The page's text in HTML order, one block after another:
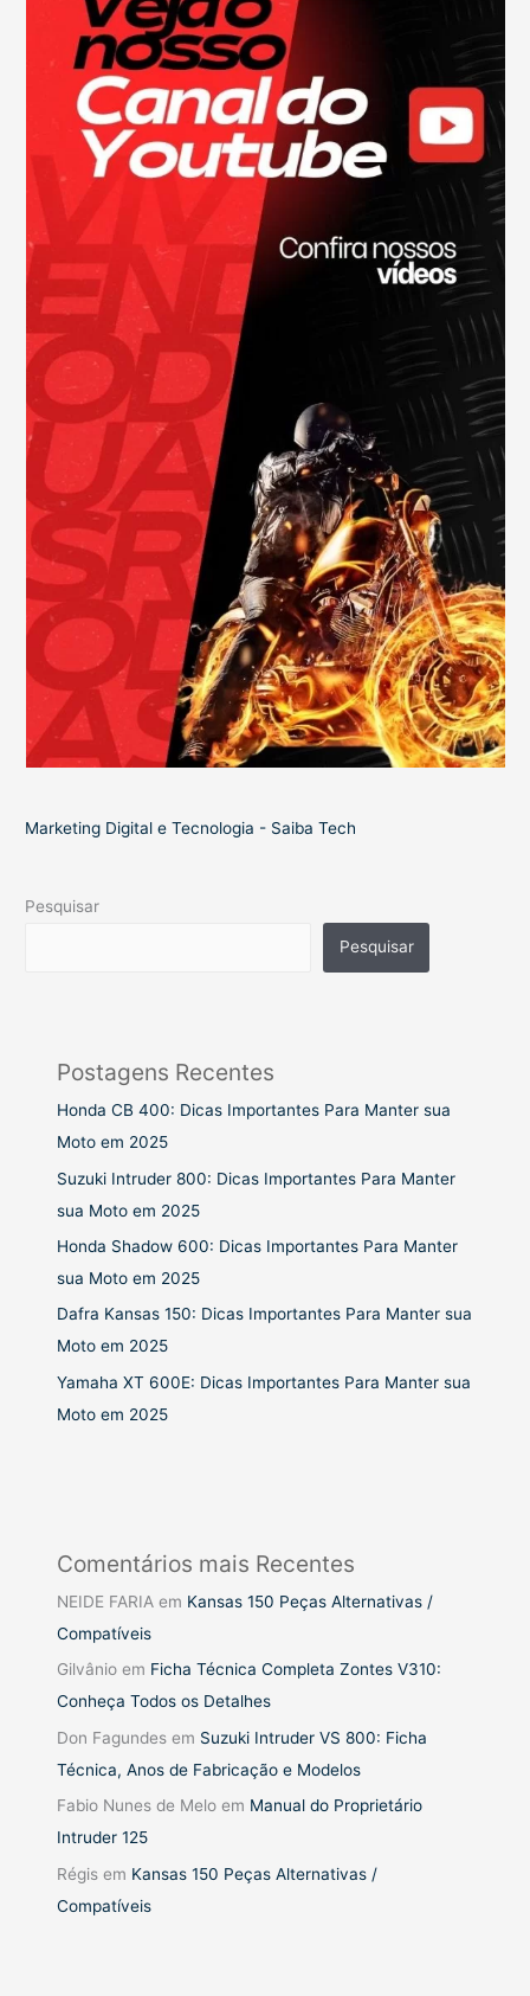
Marketing Digital e Tecnologia - Saiba Tech
Pesquisar
Pesquisar
Postagens Recentes
Honda CB 400: Dicas Importantes Para Manter sua
Moto em 2025
Suzuki Intruder 800: Dicas Importantes Para Manter
sua Moto em 2025
Honda Shadow 600: Dicas Importantes Para Manter
sua Moto em 2025
Dafra Kansas 150: Dicas Importantes Para Manter sua
Moto em 2025
Yamaha XT 600E: Dicas Importantes Para Manter sua
Moto em 2025
Comentários mais Recentes
NEIDE FARIA em Kansas 150 Peças Alternativas /
Compatíveis
Gilvânio em Ficha Técnica Completa Zontes V310:
Conheça Todos os Detalhes
Don Fagundes em Suzuki Intruder VS 800: Ficha
Técnica, Anos de Fabricação e Modelos
Fabio Nunes de Melo em Manual do Proprietário
Intruder 125
Régis em Kansas 150 Peças Alternativas /
Compatíveis